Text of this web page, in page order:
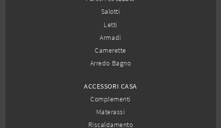
Salotti
Letti
Armadi
Camerette
Arredo Bagno
ACCESSORI CASA
Complementi
Materassi
Riscaldamento